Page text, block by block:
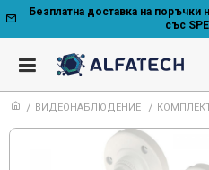
Безплатна доставка на
със
ВИДЕОНАБЛЮДЕНИЕ